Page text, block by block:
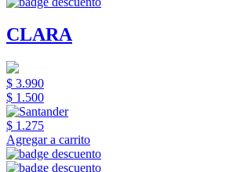
CLARA
$ 3.990
$ 1.500
$ 1.275
Agregar a carrito